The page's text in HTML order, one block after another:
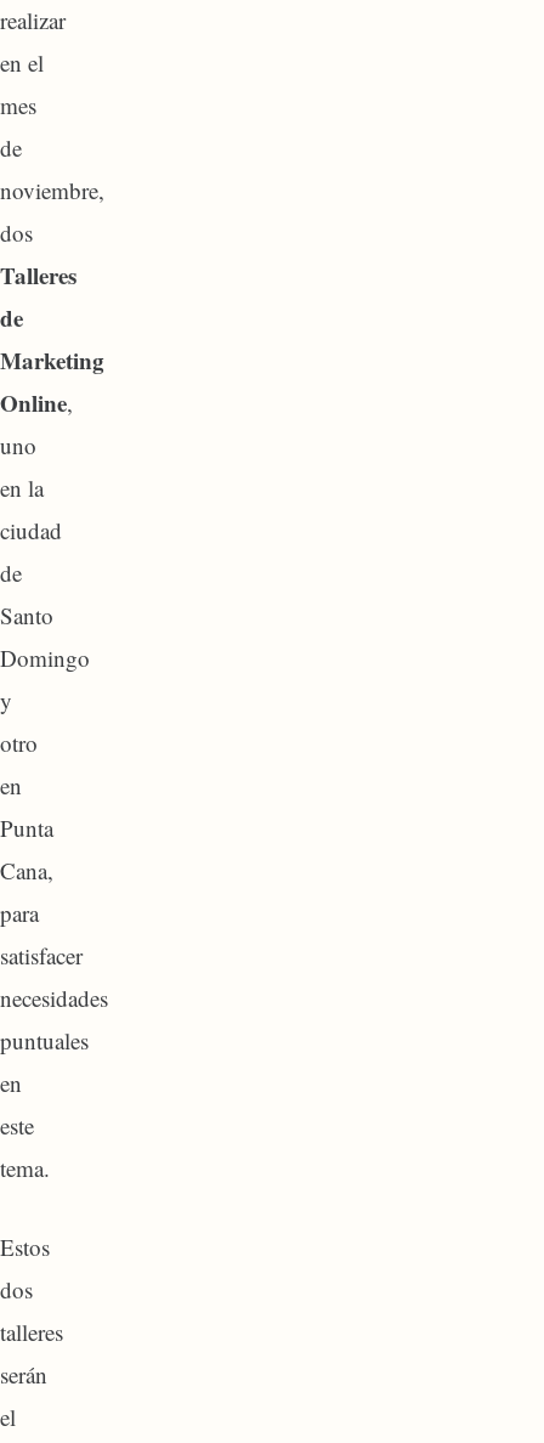
realizar
en el
mes
de
noviembre,
dos
Talleres
de
Marketing
Online,
uno
en la
ciudad
de
Santo
Domingo
y
otro
en
Punta
Cana,
para
satisfacer
necesidades
puntuales
en
este
tema.
Estos
dos
talleres
serán
el